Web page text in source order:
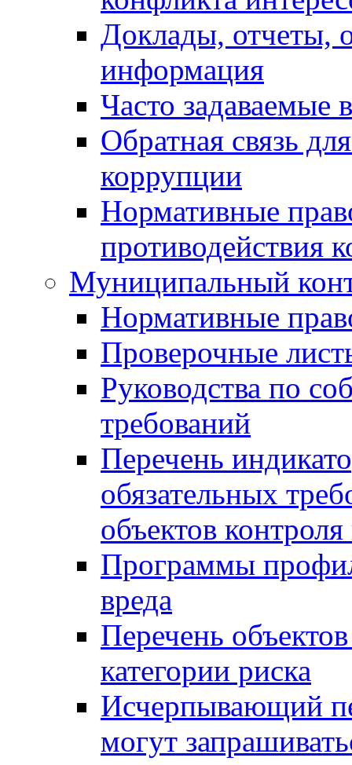
Доклады, отчеты,
информация
Часто задаваемые
Обратная связь
коррупции
Нормативные
противодействия
Муниципальный
Нормативные
Проверочные
Руководства по
требований
Перечень
обязательных
объектов
Программы
вреда
Перечень
категории риска
Исчерпывающий
могут